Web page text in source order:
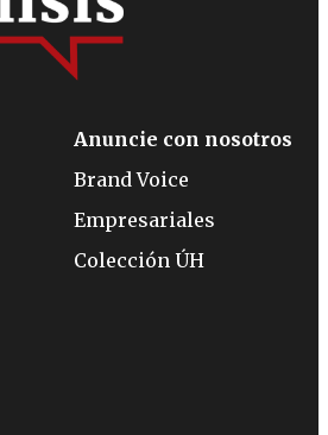
Anuncie con nosotros
Brand Voice
Empresariales
Colección ÚH